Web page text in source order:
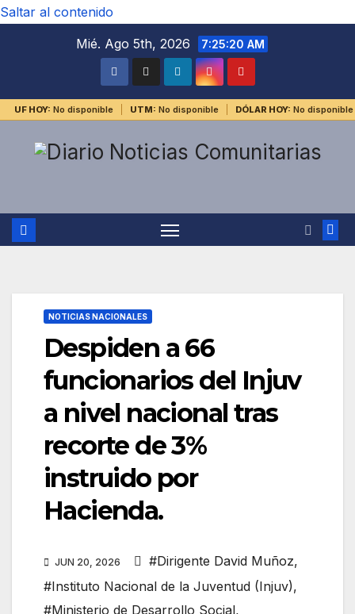
Saltar al contenido
Mié. Ago 5th, 2026
7:25:21 AM
UF HOY: No disponible UTM: No disponible DÓLAR HOY: No disponible
NOTICIAS NACIONALES
Despiden a 66
funcionarios del Injuv
a nivel nacional tras
recorte de 3%
instruido por
Hacienda.
JUN 20, 2026 #Dirigente David Muñoz,
#Instituto Nacional de la Juventud (Injuv),
#Ministerio de Desarrollo Social,